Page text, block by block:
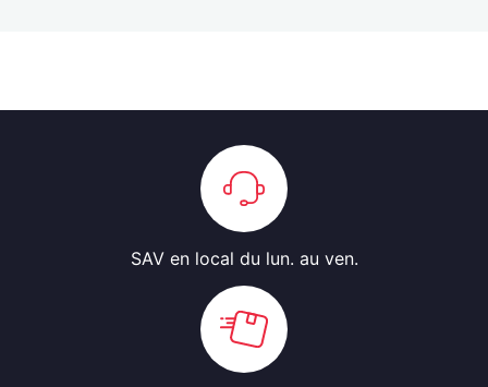
SAV en local du lun. au ven.